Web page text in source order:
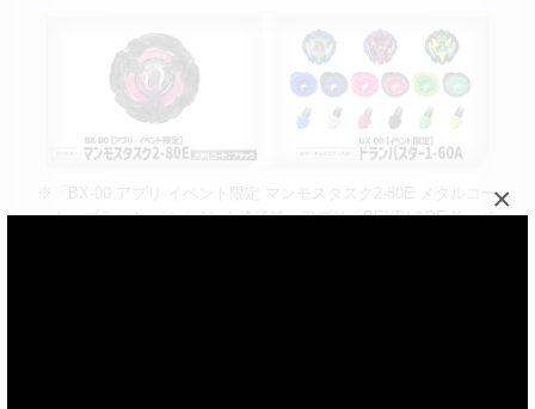
×
※「BX-00 アプリ·イベント限定 マンモスタスク2-80E メタルコー
ト：ブラック」はイベント終了後、アプリ「BEYBLADE X – ベ